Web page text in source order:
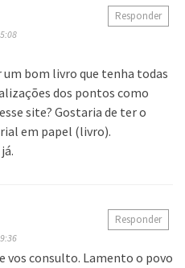
um bom livro que tenha todas
dos pontos como
site? Gostaria de ter o
em papel (livro).
Responder
vos consulto. Lamento o povo
Responder